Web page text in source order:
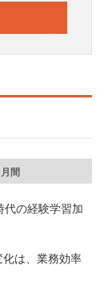
月間
の経験学習加
は、業務効率